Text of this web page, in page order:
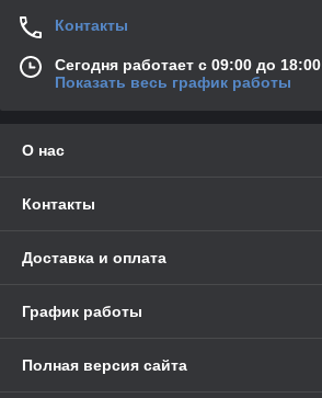
Контакты
Сегодня работает с 09:00 до 18:00
Показать весь график работы
О нас
Контакты
Доставка и оплата
График работы
Полная версия сайта